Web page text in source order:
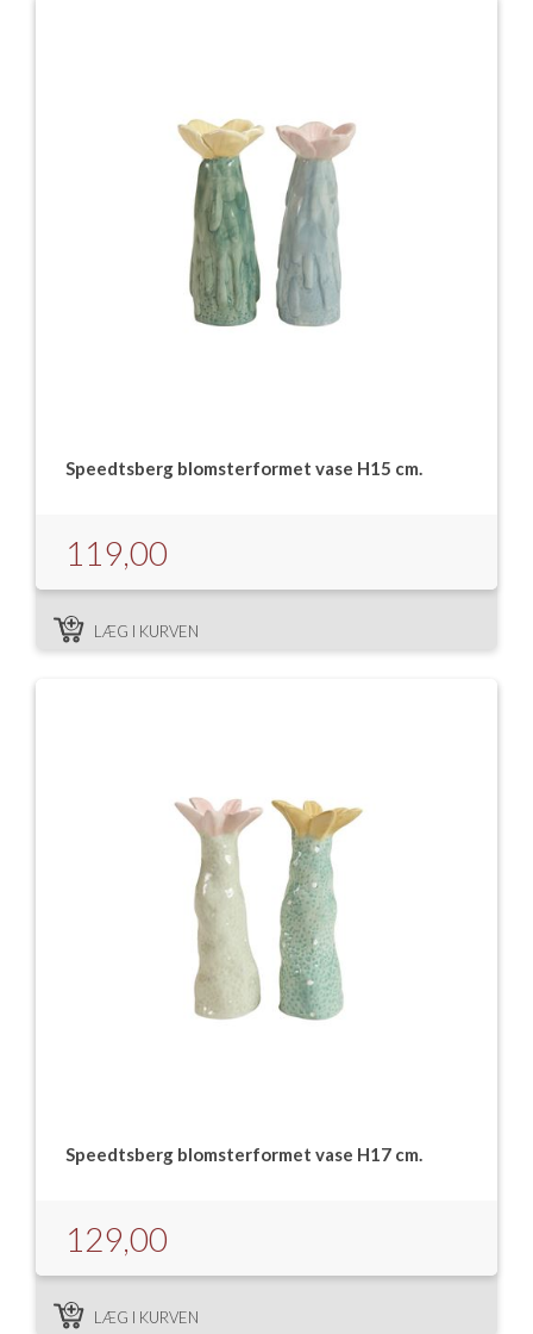
Speedtsberg blomsterformet vase H15 cm.
119,00
LÆG I KURVEN
Speedtsberg blomsterformet vase H17 cm.
129,00
LÆG I KURVEN